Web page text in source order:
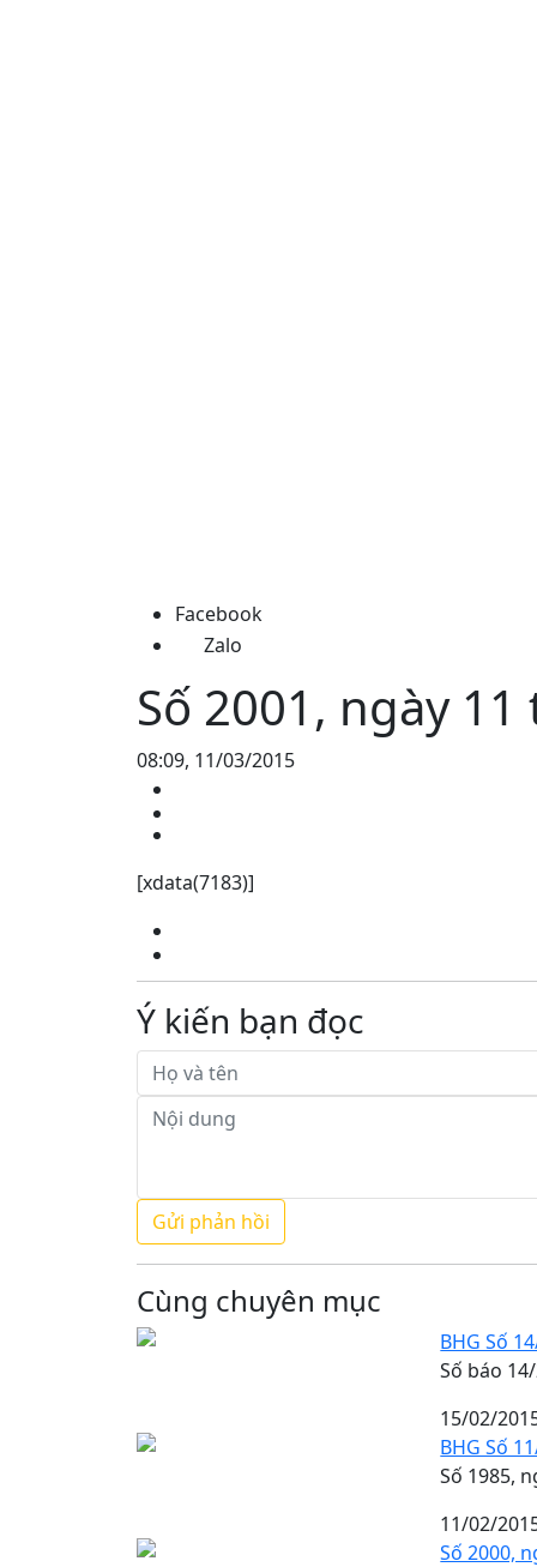
Facebook
Zalo
Số 2001, ngày
08:09, 11/03/2015
[xdata(7183)]
Ý kiến bạn đọc
Cùng chuyên mục
BHG Số
Số báo
15/02/
BHG Số
Số 1985,
11/02/
Số 2000,